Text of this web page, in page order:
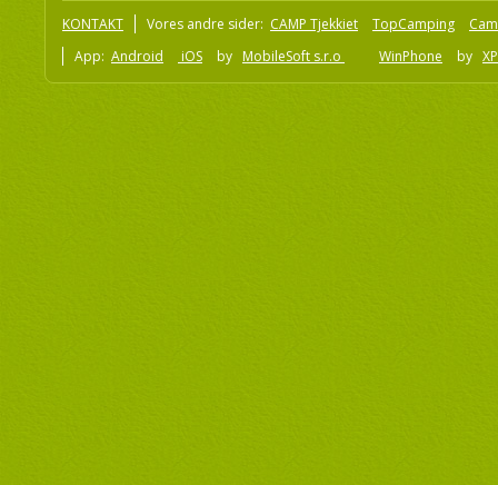
KONTAKT Vores andre sider: CAMP Tjekkiet TopCamping
App: Android iOS by MobileSoft s.r.o WinPhone by